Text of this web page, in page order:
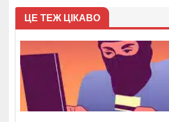
ЦЕ ТЕЖ ЦІКАВО